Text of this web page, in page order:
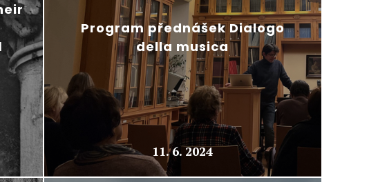
Program přednášek Dialogo
della musica
11. 6. 2024